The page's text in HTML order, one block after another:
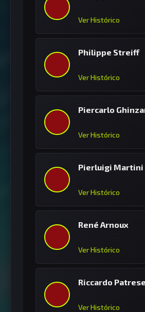
Ver Histórico
Philippe Streiff
Ver Histórico
Piercarlo
Ver Histórico
Pierluigi Martini
Ver Histórico
René Arnoux
Ver Histórico
Riccardo Patrese
Ver Histórico